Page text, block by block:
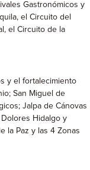
Gastronómicos y
el Circuito del
el Circuito de la
y el fortalecimiento
San Miguel de
Jalpa de Cánovas
Dolores Hidalgo y
la Paz y las 4 Zonas